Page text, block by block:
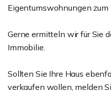
Eigentumswohnungen zum
Gerne ermitteln wir für Sie
Immobilie.
Sollten Sie Ihre Haus
verkaufen wollen, melden